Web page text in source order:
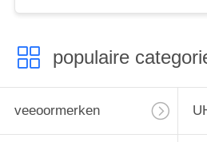
populaire
veeoormerken